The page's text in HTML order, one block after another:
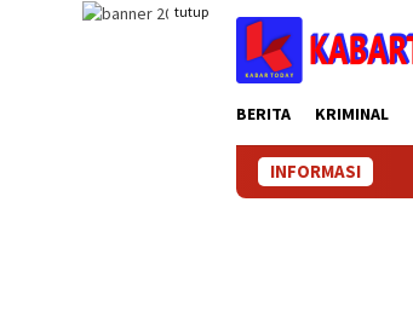
tutup
BERITA KRIMINAL
INFORMASI